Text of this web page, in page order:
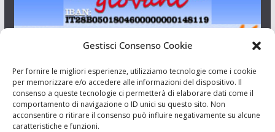
Gestisci Consenso Cookie
Per fornire le migliori esperienze, utilizziamo tecnologie come i cookie
per memorizzare e/o accedere alle informazioni del dispositivo. Il
consenso a queste tecnologie ci permetterà di elaborare dati come il
comportamento di navigazione o ID unici su questo sito. Non
acconsentire o ritirare il consenso può influire negativamente su alcune
caratteristiche e funzioni.
Aut. del tribunale di Catania n.23/2011 del 20/09/2011 Dir.
Resp. Riccardo Orioles.